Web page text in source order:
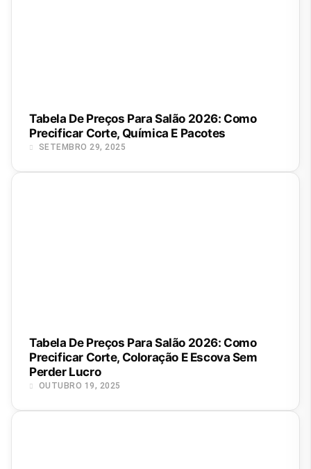
Tabela De Preços Para Salão 2026: Como
Precificar Corte, Química E Pacotes
SETEMBRO 29, 2025
Tabela De Preços Para Salão 2026: Como
Precificar Corte, Coloração E Escova Sem
Perder Lucro
OUTUBRO 19, 2025